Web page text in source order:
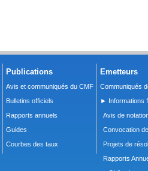
Publications
Avis et communiqués du CMF
Bulletins officiels
Rapports annuels
Guides
Courbes des taux
Emetteurs
Communiqués
► Informations
Avis de
Convocation
Projets de
Rapports